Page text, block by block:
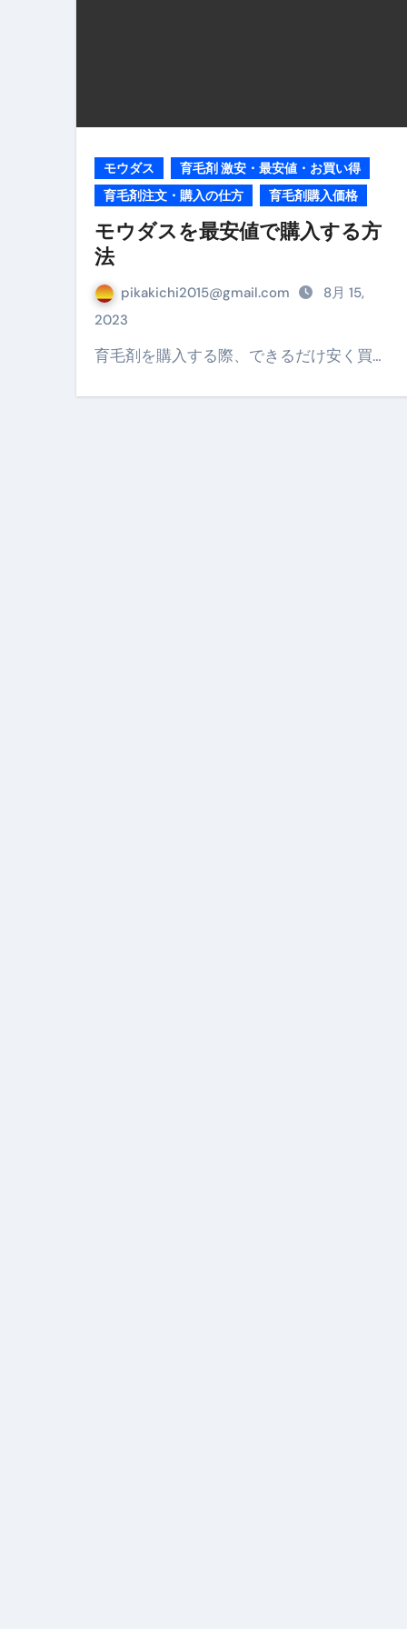
【海外ツアー完全ガイド】ア
梅干しを毎日食べたらどうな
ブルーベリーを毎日食べたら
バナナを毎日食べたらどうな
筋トレせずにプロテインを飲
ドメイン取得からホームページ
かいまき（掻巻き）超完全ガ
【最新版】掛け布団の選び方“
【アシストステッパー】ハン
【最新】手袋の選び方 完全ガ
失敗しない「爪切り」完全ガ
モウダス
育毛剤 激安・最安値・お買い得
育毛剤注文・購入の仕方
育毛剤購入価格
モウダスを最安値で購入する方
法
pikakichi2015@gmail.com
8月 15,
2023
育毛剤を購入する際、できるだけ安く買…